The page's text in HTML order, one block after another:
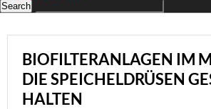
BIOFILTERANLAGEN IM
DIE SPEICHELDRÜSEN
HALTEN